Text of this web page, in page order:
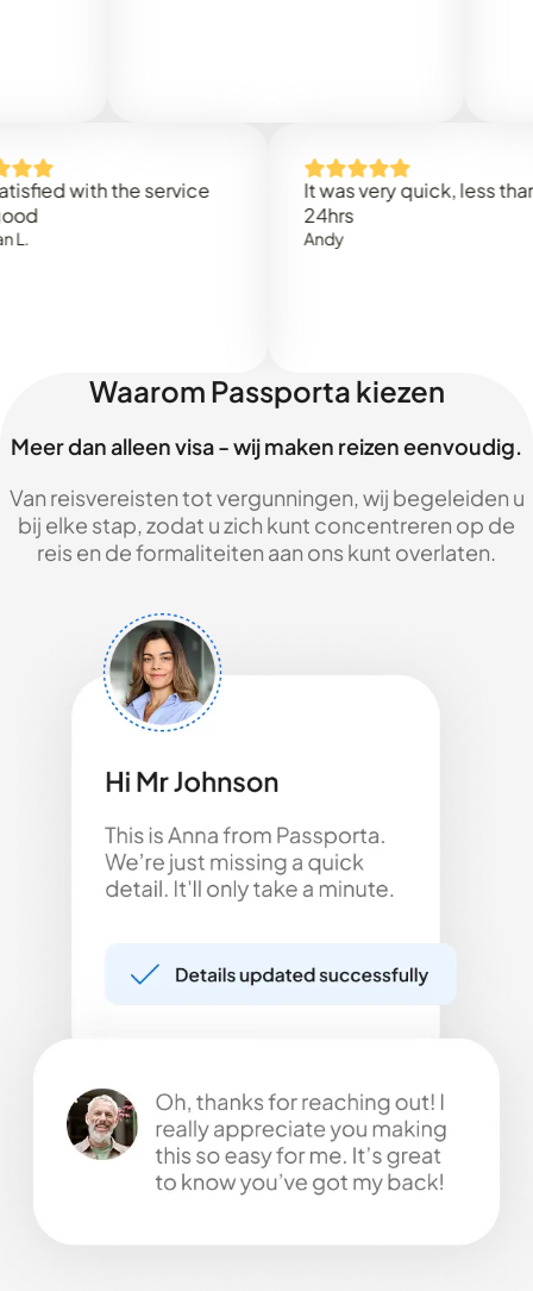
with the service
It was very quick, less than
Waarom Passporta kiezen
Meer dan alleen visa - wij maken reizen eenvoudig.
Van reisvereisten tot vergunningen, wij begeleiden u
bij elke stap, zodat u zich kunt concentreren op de
reis en de formaliteiten aan ons kunt overlaten.